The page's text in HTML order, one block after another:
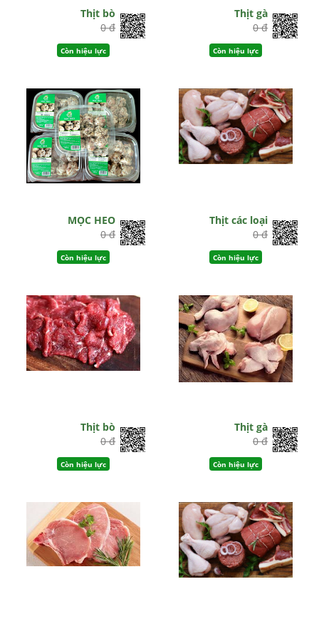
Thịt bò
0 đ
Còn hiệu lực
Thịt gà
0 đ
Còn hiệu lực
MỌC HEO
0 đ
Còn hiệu lực
Thịt các loại
0 đ
Còn hiệu lực
Thịt bò
0 đ
Còn hiệu lực
Thịt gà
0 đ
Còn hiệu lực